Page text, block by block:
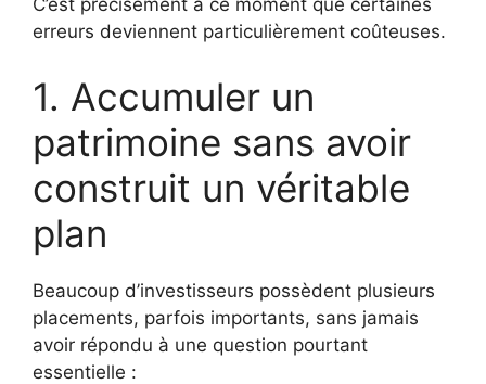
C’est précisément à ce moment que certaines
erreurs deviennent particulièrement coûteuses.
1. Accumuler un
patrimoine sans avoir
construit un véritable
plan
Beaucoup d’investisseurs possèdent plusieurs
placements, parfois importants, sans jamais
avoir répondu à une question pourtant
essentielle :